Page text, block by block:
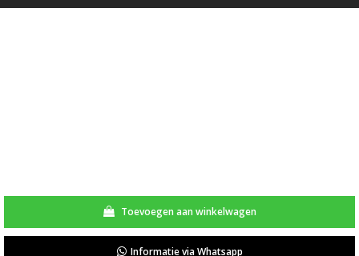
Toevoegen aan winkelwagen
Informatie via Whatsapp